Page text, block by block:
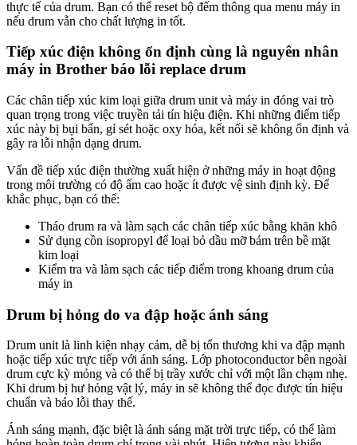
thực tế của drum. Bạn có thể reset bộ đếm thông qua menu máy in
nếu drum vẫn cho chất lượng in tốt.
Tiếp xúc điện không ổn định cùng là nguyên nhân
máy in Brother báo lỗi replace drum
Các chân tiếp xúc kim loại giữa drum unit và máy in đóng vai trò
quan trọng trong việc truyền tải tín hiệu điện. Khi những điểm tiếp
xúc này bị bụi bẩn, gỉ sét hoặc oxy hóa, kết nối sẽ không ổn định và
gây ra lỗi nhận dạng drum.
Vấn đề tiếp xúc điện thường xuất hiện ở những máy in hoạt động
trong môi trường có độ ẩm cao hoặc ít được vệ sinh định kỳ. Để
khắc phục, bạn có thể:
Tháo drum ra và làm sạch các chân tiếp xúc bằng khăn khô
Sử dụng cồn isopropyl để loại bỏ dầu mỡ bám trên bề mặt
kim loại
Kiểm tra và làm sạch các tiếp điểm trong khoang drum của
máy in
Drum bị hỏng do va đập hoặc ánh sáng
Drum unit là linh kiện nhạy cảm, dễ bị tổn thương khi va đập mạnh
hoặc tiếp xúc trực tiếp với ánh sáng. Lớp photoconductor bên ngoài
drum cực kỳ mỏng và có thể bị trầy xước chỉ với một lần chạm nhẹ.
Khi drum bị hư hỏng vật lý, máy in sẽ không thể đọc được tín hiệu
chuẩn và báo lỗi thay thế.
Ánh sáng mạnh, đặc biệt là ánh sáng mặt trời trực tiếp, có thể làm